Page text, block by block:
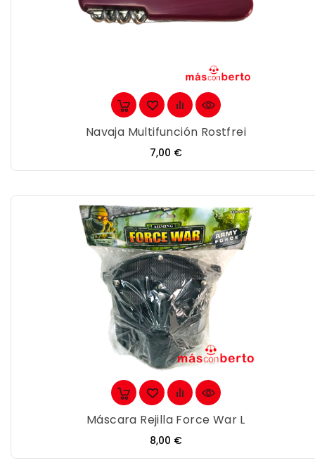
Navaja Multifunción Rostfrei
Precio
7,00 €
Máscara Rejilla Force War L
Precio
8,00 €